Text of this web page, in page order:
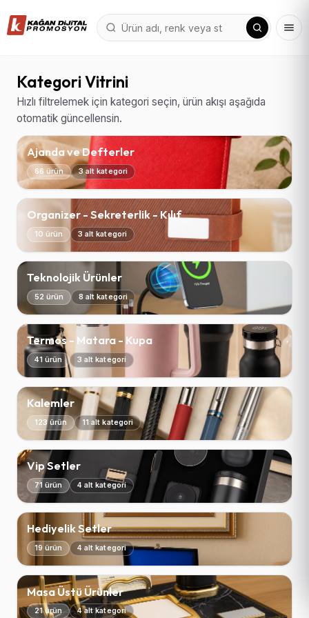
Kategori Vitrini
Hızlı filtrelemek için kategori seçin, ürün akışı aşağıda
otomatik güncellensin.
Ajanda ve Defterler
66 ürün 3 alt kategori
Organizer - Sekreterlik - Kılıf
10 ürün 3 alt kategori
Teknolojik Ürünler
52 ürün 8 alt kategori
Termos - Matara - Kupa
41 ürün 3 alt kategori
Kalemler
123 ürün 11 alt kategori
Vip Setler
71 ürün 4 alt kategori
Hediyelik Setler
19 ürün 4 alt kategori
Masa Üstü Ürünler
21 ürün 4 alt kategori